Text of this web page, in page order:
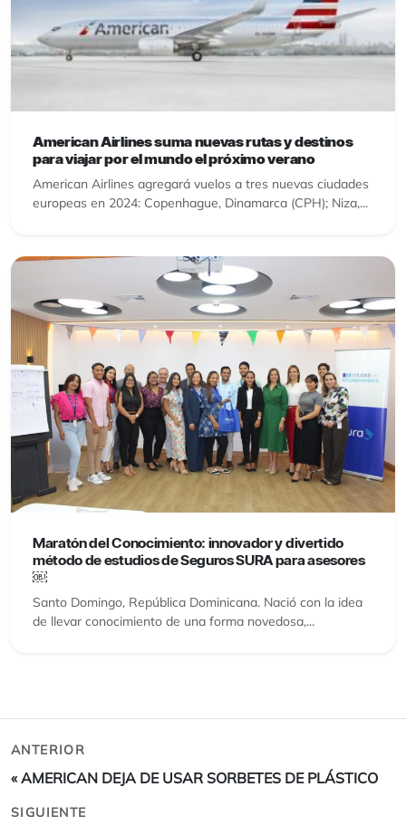
American Airlines suma nuevas rutas y destinos
para viajar por el mundo el próximo verano
American Airlines agregará vuelos a tres nuevas ciudades
europeas en 2024: Copenhague, Dinamarca (CPH); Niza,...
Maratón del Conocimiento: innovador y divertido
método de estudios de Seguros SURA para asesores
￼
Santo Domingo, República Dominicana. Nació con la idea
de llevar conocimiento de una forma novedosa,...
ANTERIOR
«AMERICAN DEJA DE USAR SORBETES DE PLÁSTICO
SIGUIENTE